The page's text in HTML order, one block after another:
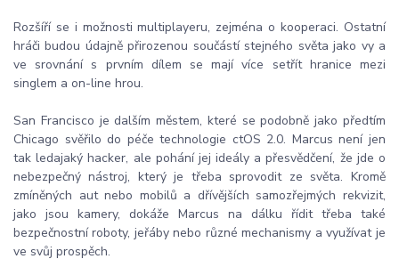
Rozšíří se i možnosti multiplayeru, zejména o kooperaci. Ostatní
hráči budou údajně přirozenou součástí stejného světa jako vy a
ve srovnání s prvním dílem se mají více setřít hranice mezi
singlem a on-line hrou.
San Francisco je dalším městem, které se podobně jako předtím
Chicago svěřilo do péče technologie ctOS 2.0. Marcus není jen
tak ledajaký hacker, ale pohání jej ideály a přesvědčení, že jde o
nebezpečný nástroj, který je třeba sprovodit ze světa. Kromě
zmíněných aut nebo mobilů a dřívějších samozřejmých rekvizit,
jako jsou kamery, dokáže Marcus na dálku řídit třeba také
bezpečnostní roboty, jeřáby nebo různé mechanismy a využívat je
ve svůj prospěch.